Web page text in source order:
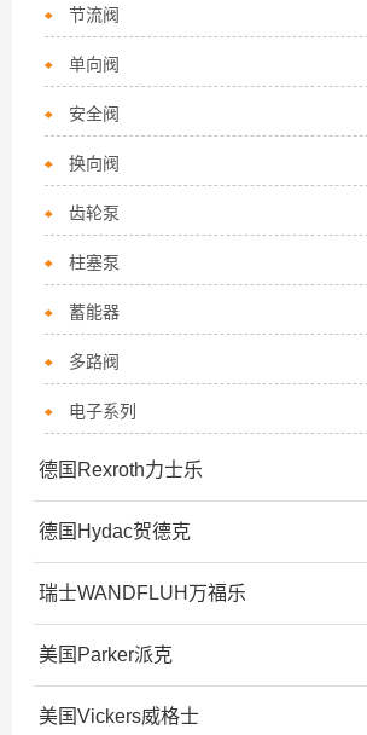
节流阀
单向阀
安全阀
换向阀
齿轮泵
柱塞泵
蓄能器
多路阀
电子系列
德国Rexroth力士乐
德国Hydac贺德克
瑞士WANDFLUH万福乐
美国Parker派克
美国Vickers威格士